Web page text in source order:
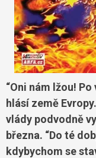
“Oni nám lžou!
hlásí země
vlády podvodně
března. “Do té
kdybychom se